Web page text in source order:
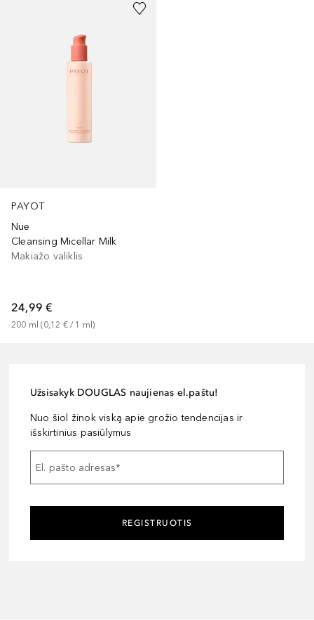
PAYOT
Nue
Cleansing Micellar Milk
Makiažo valiklis
24,99 €
200 ml (0,12 € / 1 ml)
Užsisakyk DOUGLAS naujienas el.paštu!
Nuo šiol žinok viską apie grožio tendencijas ir
išskirtinius pasiūlymus
El. pašto adresas*
REGISTRUOTIS